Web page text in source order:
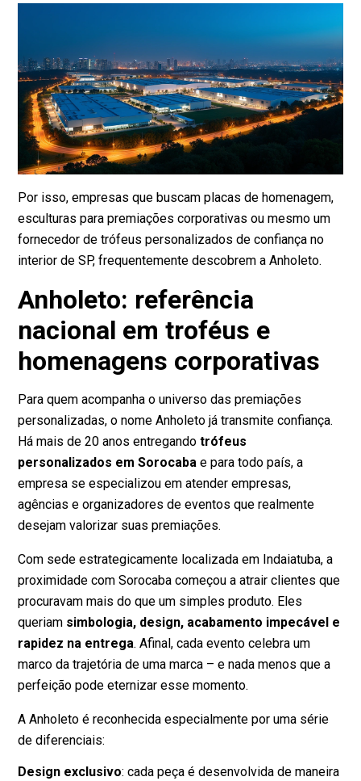
Por isso, empresas que buscam placas de homenagem,
esculturas para premiações corporativas ou mesmo um
fornecedor de trófeus personalizados de confiança no
interior de SP, frequentemente descobrem a Anholeto.
Anholeto: referência
nacional em troféus e
homenagens corporativas
Para quem acompanha o universo das premiações
personalizadas, o nome Anholeto já transmite confiança.
Há mais de 20 anos entregandotrófeus
personalizados em Sorocaba e para todo país, a
empresa se especializou em atender empresas,
agências e organizadores de eventos que realmente
desejam valorizar suas premiações.
Com sede estrategicamente localizada em Indaiatuba, a
proximidade com Sorocaba começou a atrair clientes que
procuravam mais do que um simples produto. Eles
queriam simbologia, design, acabamento impecável e
rapidez na entrega. Afinal, cada evento celebra um
marco da trajetória de uma marca – e nada menos que a
perfeição pode eternizar esse momento.
A Anholeto é reconhecida especialmente por uma série
de diferenciais:
Design exclusivo: cada peça é desenvolvida de maneira